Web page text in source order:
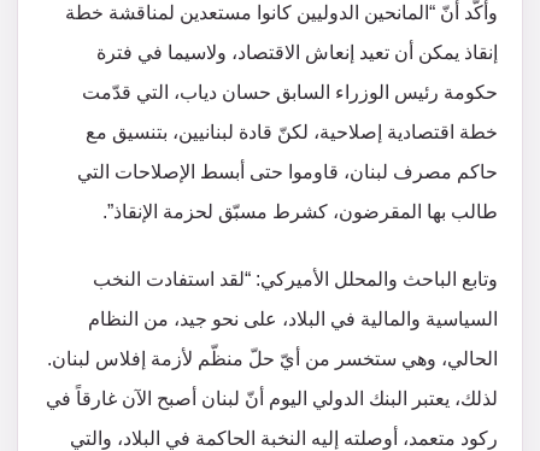
وأكّد أنّ “المانحين الدوليين كانوا مستعدين لمناقشة خطة
إنقاذ يمكن أن تعيد إنعاش الاقتصاد، ولاسيما في فترة
حكومة رئيس الوزراء السابق حسان دياب، التي قدّمت
خطة اقتصادية إصلاحية، لكنّ قادة لبنانيين، بتنسيق مع
حاكم مصرف لبنان، قاوموا حتى أبسط الإصلاحات التي
طالب بها المقرضون، كشرط مسبّق لحزمة الإنقاذ”.
وتابع الباحث والمحلل الأميركي: “لقد استفادت النخب
السياسية والمالية في البلاد، على نحو جيد، من النظام
الحالي، وهي ستخسر من أيّ حلّ منظّم لأزمة إفلاس لبنان.
لذلك، يعتبر البنك الدولي اليوم أنّ لبنان أصبح الآن غارقاً في
ركود متعمد، أوصلته إليه النخبة الحاكمة في البلاد، والتي